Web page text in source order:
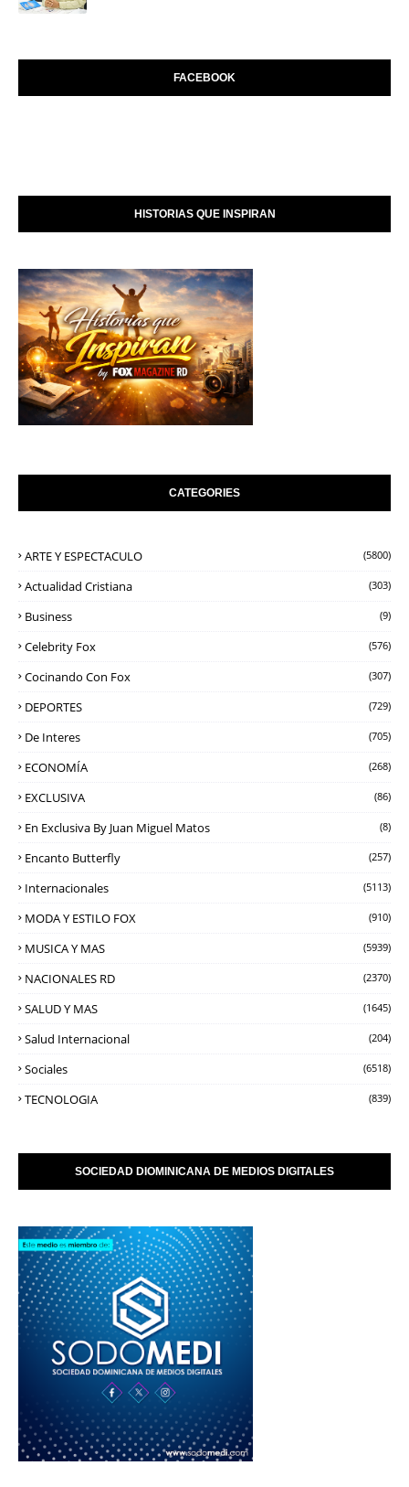
FACEBOOK
HISTORIAS QUE INSPIRAN
CATEGORIES
ARTE Y ESPECTACULO (5800)
Actualidad Cristiana (303)
Business (9)
Celebrity Fox (576)
Cocinando Con Fox (307)
DEPORTES (729)
De Interes (705)
ECONOMÍA (268)
EXCLUSIVA (86)
En Exclusiva By Juan Miguel Matos (8)
Encanto Butterfly (257)
Internacionales (5113)
MODA Y ESTILO FOX (910)
MUSICA Y MAS (5939)
NACIONALES RD (2370)
SALUD Y MAS (1645)
Salud Internacional (204)
Sociales (6518)
TECNOLOGIA (839)
SOCIEDAD DIOMINICANA DE MEDIOS DIGITALES